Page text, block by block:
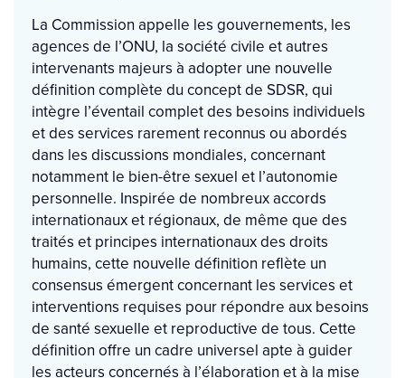
La Commission appelle les gouvernements, les
agences de l’ONU, la société civile et autres
intervenants majeurs à adopter une nouvelle
définition complète du concept de SDSR, qui
intègre l’éventail complet des besoins individuels
et des services rarement reconnus ou abordés
dans les discussions mondiales, concernant
notamment le bien-être sexuel et l’autonomie
personnelle. Inspirée de nombreux accords
internationaux et régionaux, de même que des
traités et principes internationaux des droits
humains, cette nouvelle définition reflète un
consensus émergent concernant les services et
interventions requises pour répondre aux besoins
de santé sexuelle et reproductive de tous. Cette
définition offre un cadre universel apte à guider
les acteurs concernés à l’élaboration et à la mise